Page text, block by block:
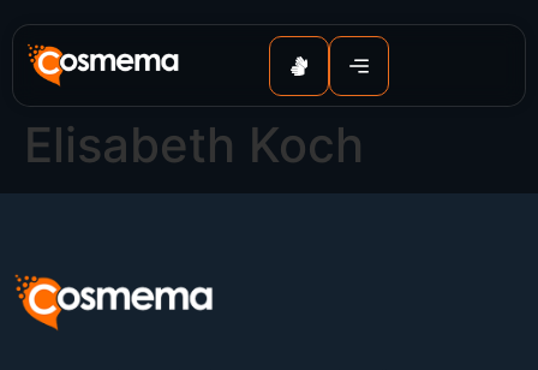
springen
Elisabeth Koch